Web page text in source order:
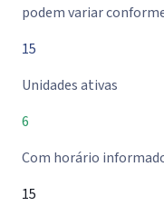
podem variar
15
Unidades ativas
6
Com horário
15